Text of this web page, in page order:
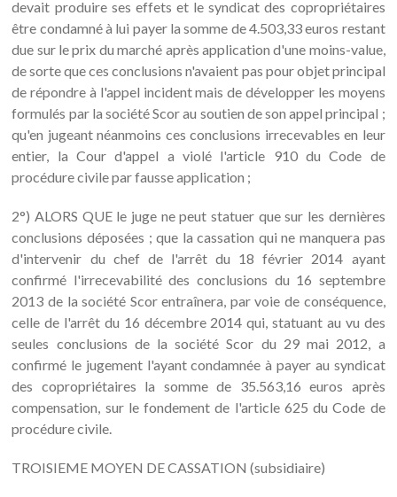
devait produire ses effets et le syndicat des copropriétaires
être condamné à lui payer la somme de 4.503,33 euros restant
due sur le prix du marché après application d'une moins-value,
de sorte que ces conclusions n'avaient pas pour objet principal
de répondre à l'appel incident mais de développer les moyens
formulés par la société Scor au soutien de son appel principal ;
qu'en jugeant néanmoins ces conclusions irrecevables en leur
entier, la Cour d'appel a violé l'article 910 du Code de
procédure civile par fausse application ;
2°) ALORS QUE le juge ne peut statuer que sur les dernières
conclusions déposées ; que la cassation qui ne manquera pas
d'intervenir du chef de l'arrêt du 18 février 2014 ayant
confirmé l'irrecevabilité des conclusions du 16 septembre
2013 de la société Scor entraînera, par voie de conséquence,
celle de l'arrêt du 16 décembre 2014 qui, statuant au vu des
seules conclusions de la société Scor du 29 mai 2012, a
confirmé le jugement l'ayant condamnée à payer au syndicat
des copropriétaires la somme de 35.563,16 euros après
compensation, sur le fondement de l'article 625 du Code de
procédure civile.
TROISIEME MOYEN DE CASSATION (subsidiaire)